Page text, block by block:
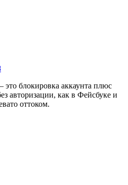
это блокировка аккаунта плюс
авторизации, как в Фейсбуке и
оттоком.